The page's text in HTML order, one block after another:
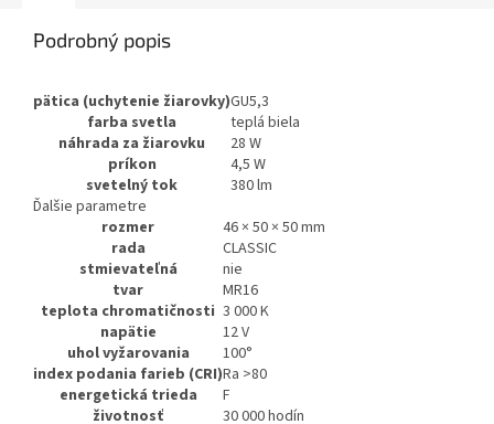
Podrobný popis
pätica (uchytenie žiarovky)GU5,3
farba svetla
teplá biela
náhrada za žiarovku
28 W
príkon
4,5 W
svetelný tok
380 lm
Ďalšie parametre
rozmer
46 × 50 × 50 mm
rada
CLASSIC
stmievateľná
nie
tvar
MR16
teplota chromatičnosti 3 000 K
napätie
12 V
uhol vyžarovania
100°
index podania farieb (CRI)Ra >80
energetická trieda
F
životnosť
30 000 hodín